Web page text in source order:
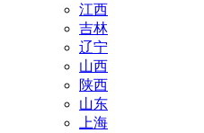
江西
吉林
辽宁
山西
陕西
山东
上海